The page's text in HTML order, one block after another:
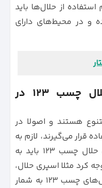
از حلال‌ها باید
و در محیط‌های دارای
بررسی استفاده از حلال چسب 123 در
123 بسیار متنوع هستند و اصولا در
قرار می‌گیرند، لازم به
ذکر است که در زمان بررسی حلال چسب 123 باید به
کرد مثلا اسپری حلال،
الکل و استون اصلی‌ترین حلال‌های چسب 123 به شمار